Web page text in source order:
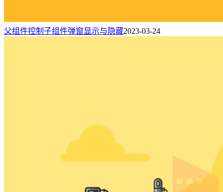
父组件控制子组件弹窗显示与隐藏2023-03-24